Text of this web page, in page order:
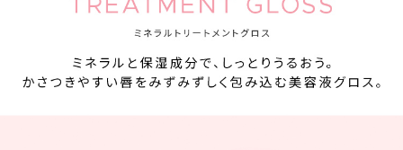
*4 メイクアップ効果